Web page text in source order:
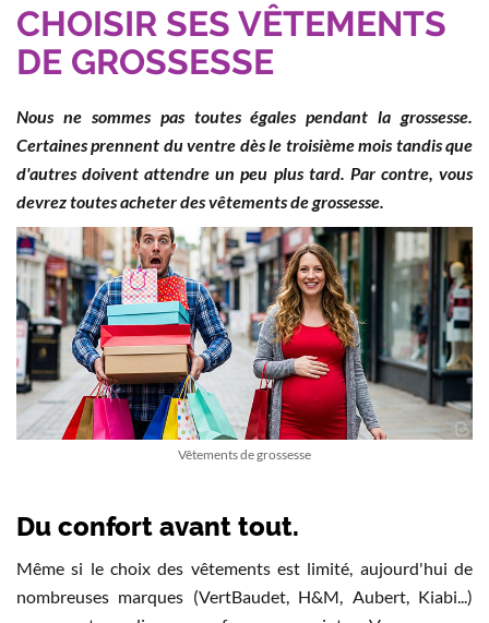
CHOISIR SES VÊTEMENTS
DE GROSSESSE
Nous ne sommes pas toutes égales pendant la grossesse.
Certaines prennent du ventre dès le troisième mois tandis que
d'autres doivent attendre un peu plus tard. Par contre, vous
devrez toutes acheter des vêtements de grossesse.
Vêtements de grossesse
Du confort avant tout.
Même si le choix des vêtements est limité, aujourd'hui de
nombreuses marques (VertBaudet, H&M, Aubert, Kiabi...)